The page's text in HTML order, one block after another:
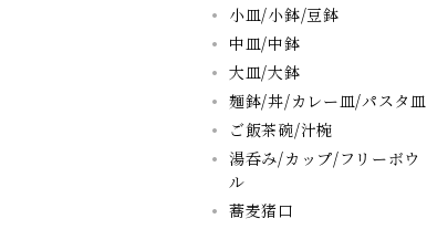
小皿/小鉢/豆鉢
中皿/中鉢
大皿/大鉢
麺鉢/丼/カレー皿/パスタ皿
ご飯茶碗/汁椀
湯呑み/カップ/フリーボウ
ル
蕎麦猪口